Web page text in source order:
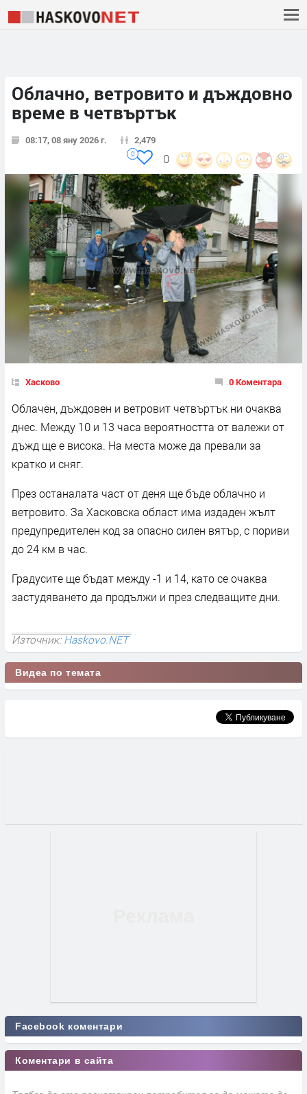
Облачно, ветровито и дъждовно
време в четвъртък
08:17, 08 яну 2026 г. 2,479
0
0
Хасково 0 Коментара
Облачен, дъждовен и ветровит четвъртък ни очаква
днес. Между 10 и 13 часа вероятността от валежи от
дъжд ще е висока. На места може да превали за
кратко и сняг.
През останалата част от деня ще бъде облачно и
ветровито. За Хасковска област има издаден жълт
предупредителен код за опасно силен вятър, с пориви
до 24 км в час.
Градусите ще бъдат между -1 и 14, като се очаква
застудяването да продължи и през следващите дни.
Източник:Haskovo.NET
Видеа по темата
Facebook коментари
Коментари в сайта